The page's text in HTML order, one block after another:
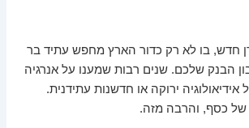
חדש, בו לא רק כדור הארץ מחפש עתיד בר
הבנק שלכם. שנים רבות שמענו על אנרגיה
ירוקה או חדשנות עתידנית.
של כסף, והרבה מזה.